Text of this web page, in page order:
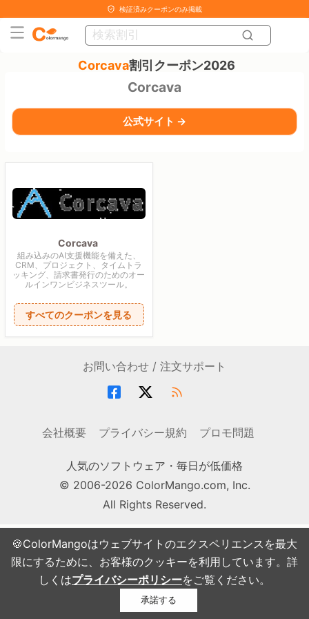
🍪ColorMangoはウェブサイトのエクスペリエンスを最大
限にするために、お客様のクッキーを利用しています。詳
しくはプライバシーポリシーをご覧ください。
承諾する
検証済みクーポンのみ掲載
Corcava割引クーポン2026
Corcava
公式サイト →
Corcava
組み込みのAI支援機能を備えた、
CRM、プロジェクト、タイムトラ
ッキング、請求書発行のためのオー
ルインワンビジネスツール。
すべてのクーポンを見る
お問い合わせ / 注文サポート
会社概要 プライバシー規約 プロモ問題
人気のソフトウェア・毎日が低価格
© 2006-2026 ColorMango.com, Inc.
All Rights Reserved.